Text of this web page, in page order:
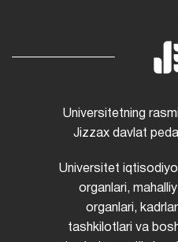
Universitetning
Jizzax davlat
Universitet
organlari,
organlari,
tashkilotlari va